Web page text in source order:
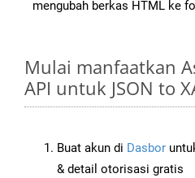
mengubah berkas HTML ke
Mulai manfaatkan
API untuk JSON to
Buat akun di Dasbor
& detail otorisasi gratis